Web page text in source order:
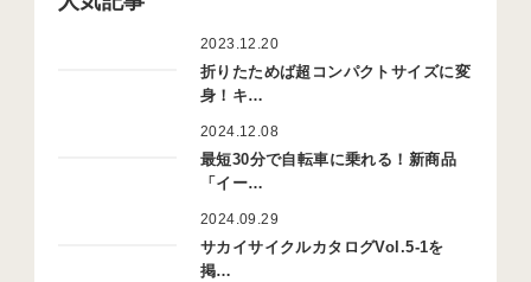
2023.12.20
折りたためば超コンパクトサイズに変
身！キ…
2024.12.08
最短30分で自転車に乗れる！新商品
「イー…
2024.09.29
サカイサイクルカタログVol.5-1を
掲…